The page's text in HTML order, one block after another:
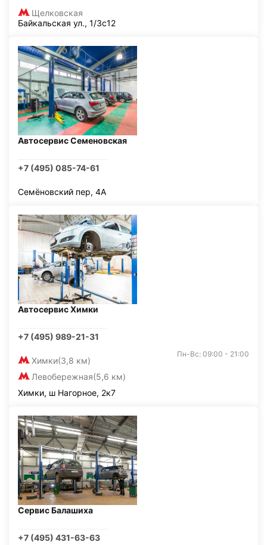
Щелковская
Байкальская ул., 1/3с12
Автосервис Семеновская
+7 (495) 085-74-61
Семёновский пер, 4А
Автосервис Химки
+7 (495) 989-21-31
Химки(3,8 км)
Левобережная(5,6 км)
Пн-Вс: 09:00 - 21:00
Химки, ш Нагорное, 2к7
Сервис Балашиха
+7 (495) 431-63-63